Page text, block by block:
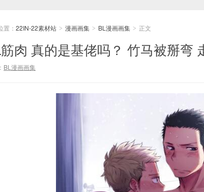
置： 22IN-22素材站 > 漫画画集 > BL漫画画集 > 正文
肉 真的是基佬吗？ 竹马被掰弯
BL漫画画集